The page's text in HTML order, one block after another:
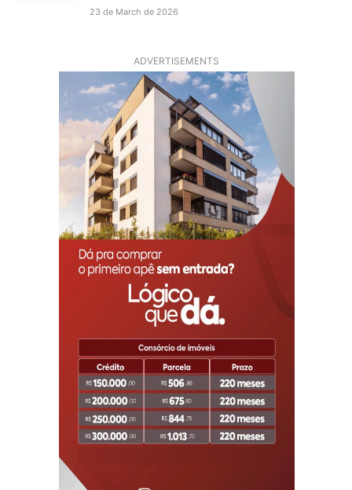
23 de March de 2026
ADVERTISEMENTS